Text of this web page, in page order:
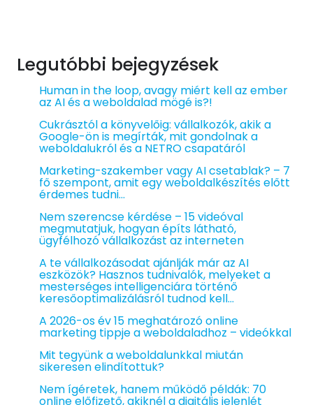
Legutóbbi bejegyzések
Human in the loop, avagy miért kell az ember
az AI és a weboldalad mögé is?!
Cukrásztól a könyvelőig: vállalkozók, akik a
Google-ön is megírták, mit gondolnak a
weboldalukról és a NETRO csapatáról
Marketing-szakember vagy AI csetablak? – 7
fő szempont, amit egy weboldalkészítés előtt
érdemes tudni…
Nem szerencse kérdése – 15 videóval
megmutatjuk, hogyan építs látható,
ügyfélhozó vállalkozást az interneten
A te vállalkozásodat ajánlják már az AI
eszközök? Hasznos tudnivalók, melyeket a
mesterséges intelligenciára történő
keresőoptimalizálásról tudnod kell…
A 2026-os év 15 meghatározó online
marketing tippje a weboldaladhoz – videókkal
Mit tegyünk a weboldalunkkal miután
sikeresen elindítottuk?
Nem ígéretek, hanem működő példák: 70
online előfizető, akiknél a digitális jelenlét